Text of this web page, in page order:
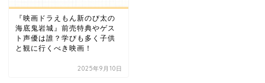
『映画ドラえもん新のび太の
海底鬼岩城』前売特典やゲス
ト声優は誰？学びも多く子供
と観に行くべき映画！
2025年9月10日